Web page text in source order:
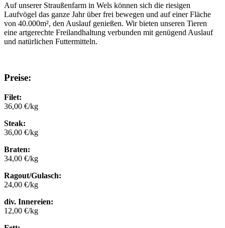
Auf unserer Straußenfarm in Wels können sich die riesigen
Laufvögel das ganze Jahr über frei bewegen und auf einer Fläche
von 40.000m², den Auslauf genießen. Wir bieten unseren Tieren
eine artgerechte Freilandhaltung verbunden mit genügend Auslauf
und natürlichen Futtermitteln.
Preise:
Filet:
36,00 €/kg
Steak:
36,00 €/kg
Braten:
34,00 €/kg
Ragout/Gulasch:
24,00 €/kg
div. Innereien:
12,00 €/kg